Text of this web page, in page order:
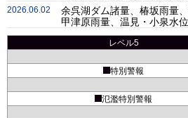
2026.06.02
余呉湖ダム諸量、椿坂雨量
甲津原雨量、温見・小泉水
レベル5
特別警報
氾濫特別警報